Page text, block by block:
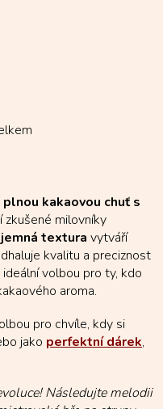
plnou kakaovou chuť s
zkušené milovníky
textura vytváří
kvalitu a preciznost
volbou pro ty, kdo
aroma.
pro chvíle, kdy si
jako perfektní dárek,
Následujte melodii